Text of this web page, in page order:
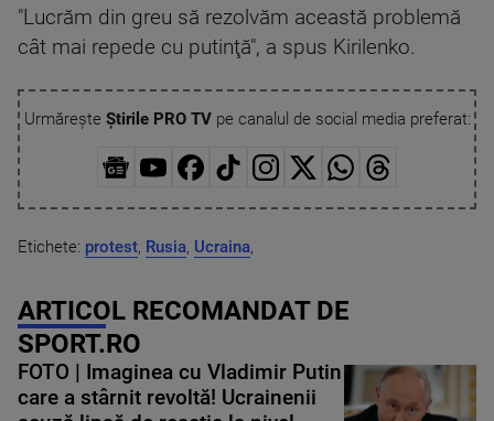
"Lucrăm din greu să rezolvăm această problemă
cât mai repede cu putinţă", a spus Kirilenko.
Urmărește Știrile PRO TVpe canalul de social media preferat:
Etichete: protest, Rusia, Ucraina,
ARTICOL RECOMANDAT DE
SPORT.RO
FOTO | Imaginea cu Vladimir Putin
care a stârnit revoltă! Ucrainenii